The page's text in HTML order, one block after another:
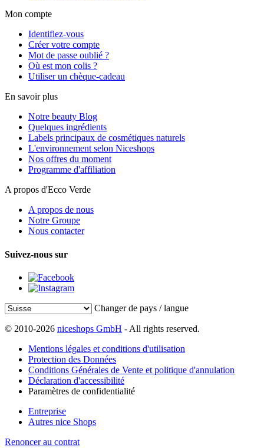
Mon compte
Identifiez-vous
Créer votre compte
Mot de passe oublié ?
Où est mon colis ?
Utiliser un chèque-cadeau
En savoir plus
Notre beauty Blog
Quelques ingrédients
Labels principaux de cosmétiques naturels
L'environnement selon Niceshops
Nos offres du moment
Programme d'affiliation
A propos d'Ecco Verde
A propos de nous
Notre Groupe
Nous contacter
Suivez-nous sur
Changer de pays / langue
© 2010-2026 niceshops GmbH - All rights reserved.
Mentions légales et conditions d'utilisation
Protection des Données
Conditions Générales de Vente et politique d'annulation
Déclaration d'accessibilité
Paramètres de confidentialité
Entreprise
Autres nice Shops
Renoncer au contrat